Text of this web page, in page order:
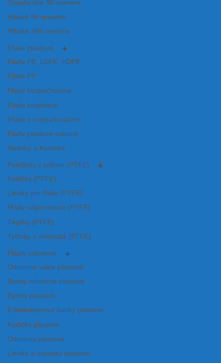
Štandardné 96-miestne
Hlboké 96-miestne
Hlboké 384-miestne
Fľaše plastové
Fľaše PE, LDPE, HDPE
Fľaše PP
Fľaše bezpečnostné
Fľaše kvapkacie
Fľaše s rozprašovačom
Fľaše plastové ostatné
Nádoby a Kanistre
Pomôcky z teflónu (PTFE)
Kadičky (PTFE)
Lieviky pre fľaše (PTFE)
Misky odparovacie (PTFE)
Tégliky (PTFE)
Tyčinky a miešadlá (PTFE)
Plasty odmerné
Odmerné valce plastové
Banky odmerné plastové
Byrety plastové
Erlenmeyerové banky plastové
Kadičky plastové
Odmerky plastové
Lieviky a násypky plastové